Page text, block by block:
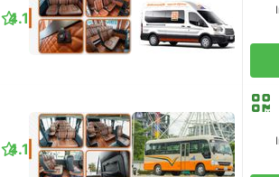
4.1
4.1